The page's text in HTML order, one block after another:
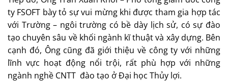
ty FSOFT bày tỏ sự vui mừng khi được tham gia hợp tác
với Trường – ngôi trường có bề dày lịch sử, có sự đào
tạo chuyên sâu về khối ngành kĩ thuật và xây dựng. Bên
cạnh đó, Ông cũng đã giới thiệu về công ty với những
lĩnh vực hoạt động nổi trội, rất phù hợp với những
ngành nghề CNTT đào tạo ở Đại học Thủy lợi.